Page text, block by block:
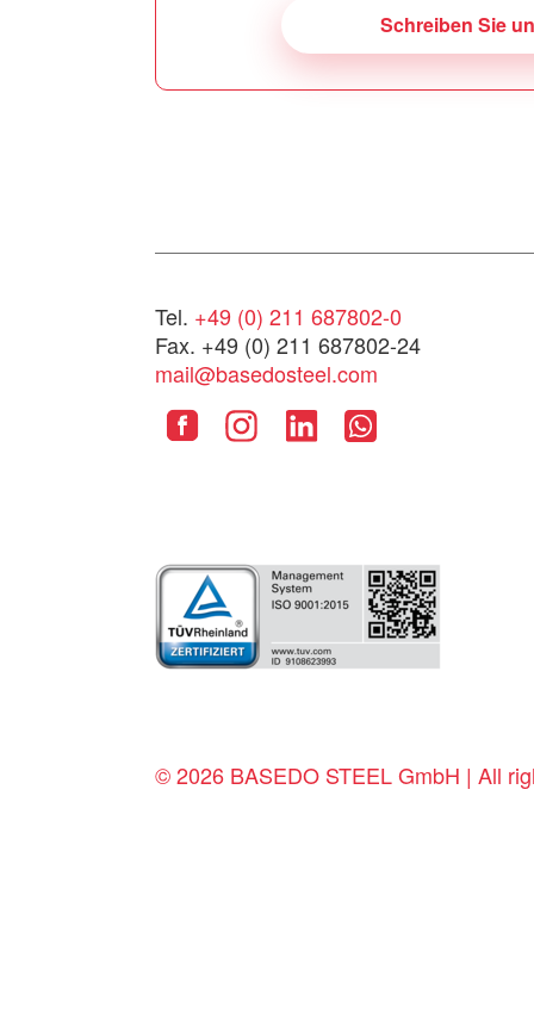
Schreiben Sie
Tel. +49 (0) 211 687802-0
Fax. +49 (0) 211 687802-24
mail@basedosteel.com
© 2026 BASEDO STEEL GmbH | All